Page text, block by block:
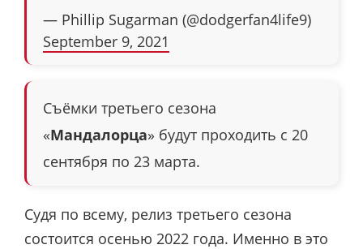
— Phillip Sugarman (@dodgerfan4life9)
September 9, 2021
Съёмки третьего сезона
«Мандалорца» будут проходить с 20
сентября по 23 марта.
Судя по всему, релиз третьего сезона
состоится осенью 2022 года. Именно в это